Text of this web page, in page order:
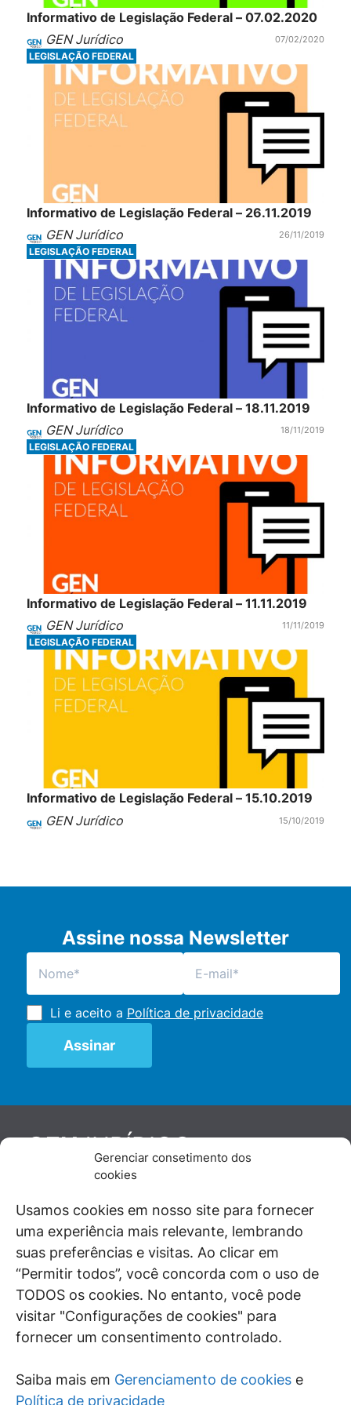
Gerenciar consetimento dos
cookies
Usamos cookies em nosso site para fornecer
uma experiência mais relevante, lembrando
suas preferências e visitas. Ao clicar em
“Permitir todos”, você concorda com o uso de
TODOS os cookies. No entanto, você pode
visitar "Configurações de cookies" para
fornecer um consentimento controlado.
Saiba mais em Gerenciamento de cookies e
Política de privacidade
Informativo de Legislação Federal – 07.02.2020
GEN Jurídico
07/02/2020
LEGISLAÇÃO FEDERAL
Informativo de Legislação Federal – 26.11.2019
GEN Jurídico
26/11/2019
LEGISLAÇÃO FEDERAL
Informativo de Legislação Federal – 18.11.2019
GEN Jurídico
18/11/2019
LEGISLAÇÃO FEDERAL
Informativo de Legislação Federal – 11.11.2019
GEN Jurídico
11/11/2019
LEGISLAÇÃO FEDERAL
Informativo de Legislação Federal – 15.10.2019
GEN Jurídico
15/10/2019
Assine nossa Newsletter
Li e aceito a Política de privacidade
GENJURÍDICO
De maneira independente, os autores e
juristas e doutrinadores nacionais, se posicionam
diante de questões relevantes do cotidiano e
universo jurídico.
SIGA